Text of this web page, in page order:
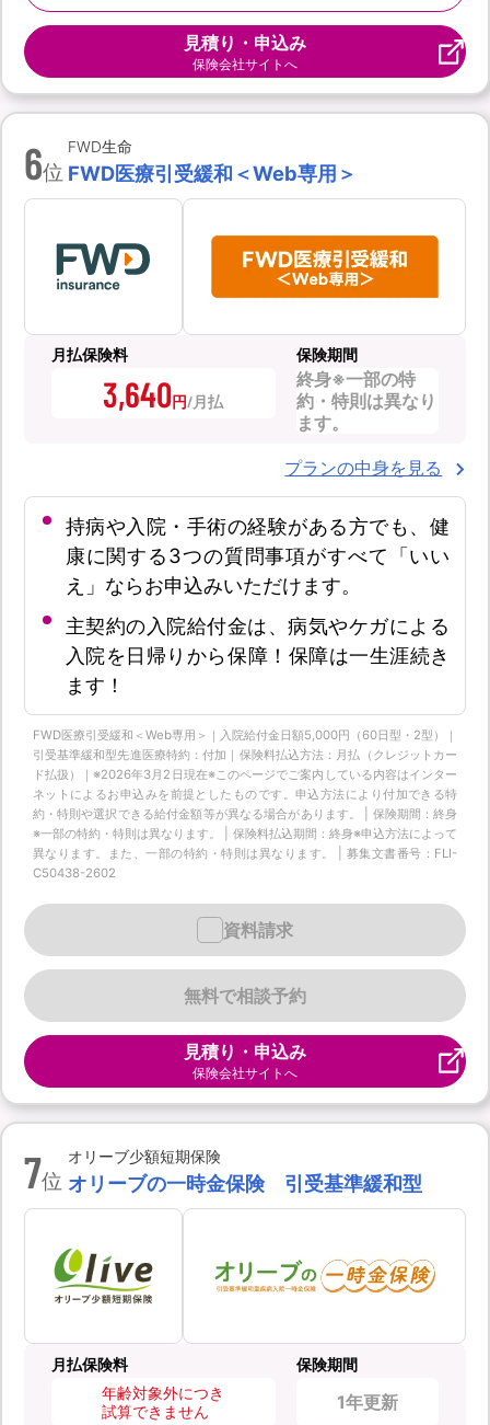
見積り・申込み
保険会社サイトへ
6位
FWD生命
FWD医療引受緩和＜Web専用＞
月払保険料
3,640円
保険期間
終身※一部の特
約・特則は異なり
ます。
プランの中身を見る
持病や入院・手術の経験がある方でも、健
康に関する3つの質問事項がすべて「いい
え」ならお申込みいただけます。
主契約の入院給付金は、病気やケガによる
入院を日帰りから保障！保障は一生涯続き
ます！
FWD医療引受緩和＜Web専用＞｜入院給付金日額5,000円（60日型・2型）｜
引受基準緩和型先進医療特約：付加｜保険料払込方法：月払（クレジットカー
ド払扱）｜※2026年3月2日現在※このページでご案内している内容はインター
ネットによるお申込みを前提としたものです。申込方法により付加できる特
約・特則や選択できる給付金額等が異なる場合があります。 | 保険期間：終身
※一部の特約・特則は異なります。 | 保険料払込期間：終身※申込方法によって
異なります。また、一部の特約・特則は異なります。 | 募集文書番号：FLI-
C50438-2602
無料で相談予約
資料請求
見積り・申込み
保険会社サイトへ
7位
オリーブ少額短期保険
オリーブの一時金保険 引受基準緩和型
月払保険料
年齢対象外につき
試算できません
保険期間
1年更新